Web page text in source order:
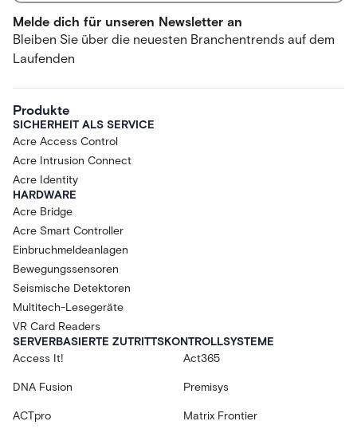
Melde dich für unseren Newsletter an
Bleiben Sie über die neuesten Branchentrends auf dem
Laufenden
Produkte
SICHERHEIT ALS SERVICE
Acre Access Control
Acre Intrusion Connect
Acre Identity
HARDWARE
Acre Bridge
Acre Smart Controller
Einbruchmeldeanlagen
Bewegungssensoren
Seismische Detektoren
Multitech-Lesegeräte
VR Card Readers
SERVERBASIERTE ZUTRITTSKONTROLLSYSTEME
Access It!
Act365
DNA Fusion Premisys
ACTpro Matrix Frontier